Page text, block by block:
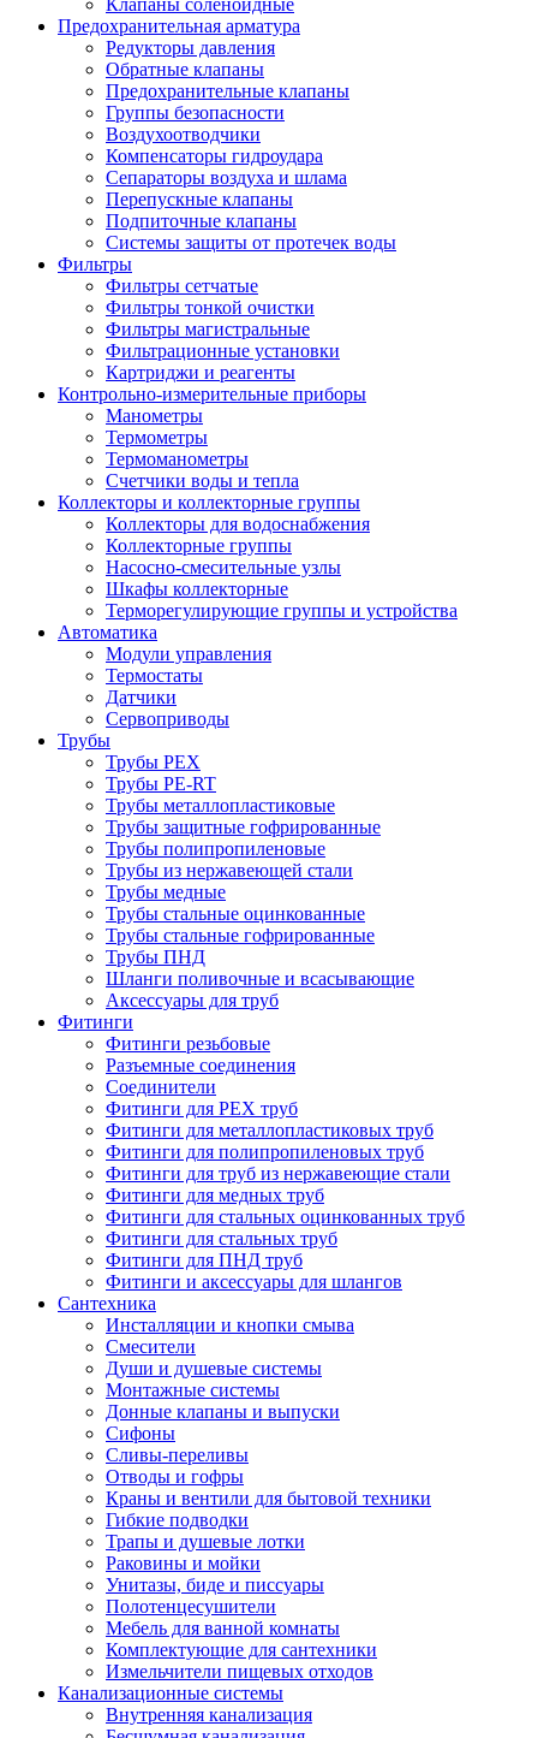
Предохранительная арматура
Редукторы давления
Обратные клапаны
Предохранительные клапаны
Группы безопасности
Воздухоотводчики
Компенсаторы гидроудара
Сепараторы воздуха и шлама
Перепускные клапаны
Подпиточные клапаны
Системы защиты от протечек воды
Фильтры
Фильтры сетчатые
Фильтры тонкой очистки
Фильтры магистральные
Фильтрационные установки
Картриджи и реагенты
Контрольно-измерительные приборы
Манометры
Термометры
Термоманометры
Счетчики воды и тепла
Коллекторы и коллекторные группы
Коллекторы для водоснабжения
Коллекторные группы
Насосно-смесительные узлы
Шкафы коллекторные
Терморегулирующие группы и устройства
Автоматика
Модули управления
Термостаты
Датчики
Сервоприводы
Трубы
Трубы PEX
Трубы PE-RT
Трубы металлопластиковые
Трубы защитные гофрированные
Трубы полипропиленовые
Трубы из нержавеющей стали
Трубы медные
Трубы стальные оцинкованные
Трубы стальные гофрированные
Трубы ПНД
Шланги поливочные и всасывающие
Аксессуары для труб
Фитинги
Фитинги резьбовые
Разъемные соединения
Соединители
Фитинги для PEX труб
Фитинги для металлопластиковых труб
Фитинги для полипропиленовых труб
Фитинги для труб из нержавеющие стали
Фитинги для медных труб
Фитинги для стальных оцинкованных труб
Фитинги для стальных труб
Фитинги для ПНД труб
Фитинги и аксессуары для шлангов
Сантехника
Инсталляции и кнопки смыва
Смесители
Души и душевые системы
Монтажные системы
Донные клапаны и выпуски
Сифоны
Сливы-переливы
Отводы и гофры
Краны и вентили для бытовой техники
Гибкие подводки
Трапы и душевые лотки
Раковины и мойки
Унитазы, биде и писсуары
Полотенцесушители
Мебель для ванной комнаты
Комплектующие для сантехники
Измельчители пищевых отходов
Канализационные системы
Внутренняя канализация